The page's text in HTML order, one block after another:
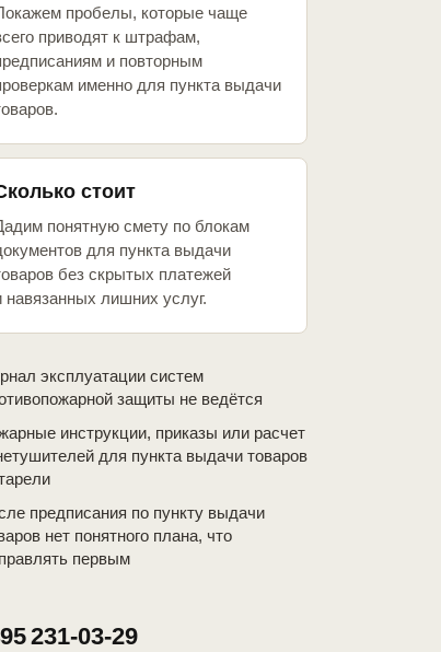
пробелы, которые чаще
приводят к штрафам,
и повторным
именно для пункта выдачи
стоит
понятную смету по блокам
для пункта выдачи
без скрытых платежей
навязанных лишних услуг.
эксплуатации систем
защиты не ведётся
инструкции, приказы или расчет
для пункта выдачи товаров
предписания по пункту выдачи
нет понятного плана, что
первым
231-03-29